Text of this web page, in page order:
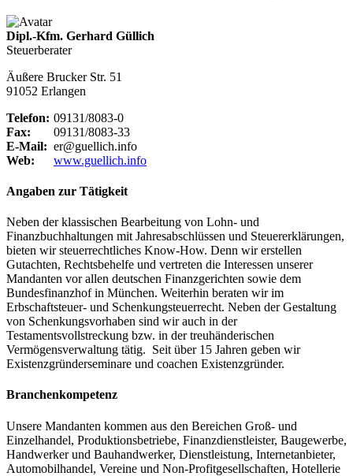
Dipl.-Kfm. Gerhard Güllich
Steuerberater
Äußere Brucker Str. 51
91052 Erlangen
Telefon: 09131/8083-0
Fax:
09131/8083-33
E-Mail: er@guellich.info
Web:
www.guellich.info
Angaben zur Tätigkeit
Neben der klassischen Bearbeitung von Lohn- und
Finanzbuchhaltungen mit Jahresabschlüssen und Steuererklärungen,
bieten wir steuerrechtliches Know-How. Denn wir erstellen
Gutachten, Rechtsbehelfe und vertreten die Interessen unserer
Mandanten vor allen deutschen Finanzgerichten sowie dem
Bundesfinanzhof in München. Weiterhin beraten wir im
Erbschaftsteuer- und Schenkungsteuerrecht. Neben der Gestaltung
von Schenkungsvorhaben sind wir auch in der
Testamentsvollstreckung bzw. in der treuhänderischen
Vermögensverwaltung tätig. Seit über 15 Jahren geben wir
Existenzgründerseminare und coachen Existenzgründer.
Branchenkompetenz
Unsere Mandanten kommen aus den Bereichen Groß- und
Einzelhandel, Produktionsbetriebe, Finanzdienstleister, Baugewerbe,
Handwerker und Bauhandwerker, Dienstleistung, Internetanbieter,
Automobilhandel, Vereine und Non-Profitgesellschaften, Hotellerie